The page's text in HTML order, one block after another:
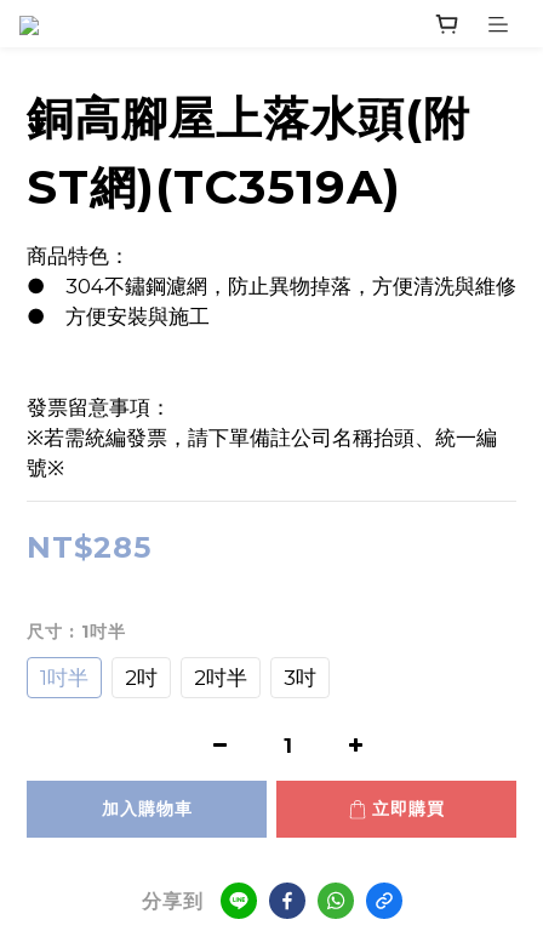
銅高腳屋上落水頭(附
ST網)(TC3519A)
商品特色：
●	304不鏽鋼濾網，防止異物掉落，方便清洗與維修
●	方便安裝與施工
發票留意事項：
※若需統編發票，請下單備註公司名稱抬頭、統一編
號※
NT$285
尺寸 : 1吋半
1吋半 2吋 2吋半 3吋
加入購物車 立即購買
分享到